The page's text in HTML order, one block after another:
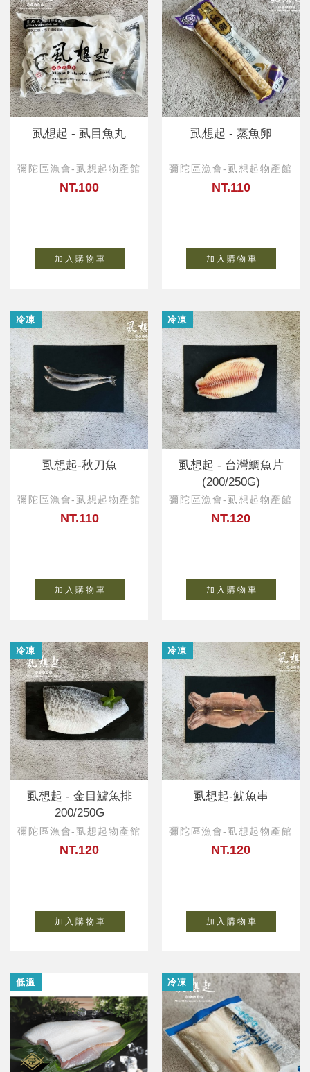
虱想起 - 虱目魚丸
彌陀區漁會-虱想起物產館
NT.100
加 入 購 物 車
虱想起 - 蒸魚卵
彌陀區漁會-虱想起物產館
NT.110
加 入 購 物 車
冷凍
虱想起-秋刀魚
彌陀區漁會-虱想起物產館
NT.110
加 入 購 物 車
冷凍
虱想起 - 台灣鯛魚片
(200/250G)
彌陀區漁會-虱想起物產館
NT.120
加 入 購 物 車
冷凍
虱想起 - 金目鱸魚排
200/250G
彌陀區漁會-虱想起物產館
NT.120
加 入 購 物 車
冷凍
虱想起-魷魚串
彌陀區漁會-虱想起物產館
NT.120
加 入 購 物 車
低溫 冷凍